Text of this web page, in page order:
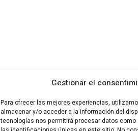
Gestionar el
Para ofrecer las mejores experiencias,
almacenar y/o acceder a la información del
tecnologías nos permitirá procesar datos